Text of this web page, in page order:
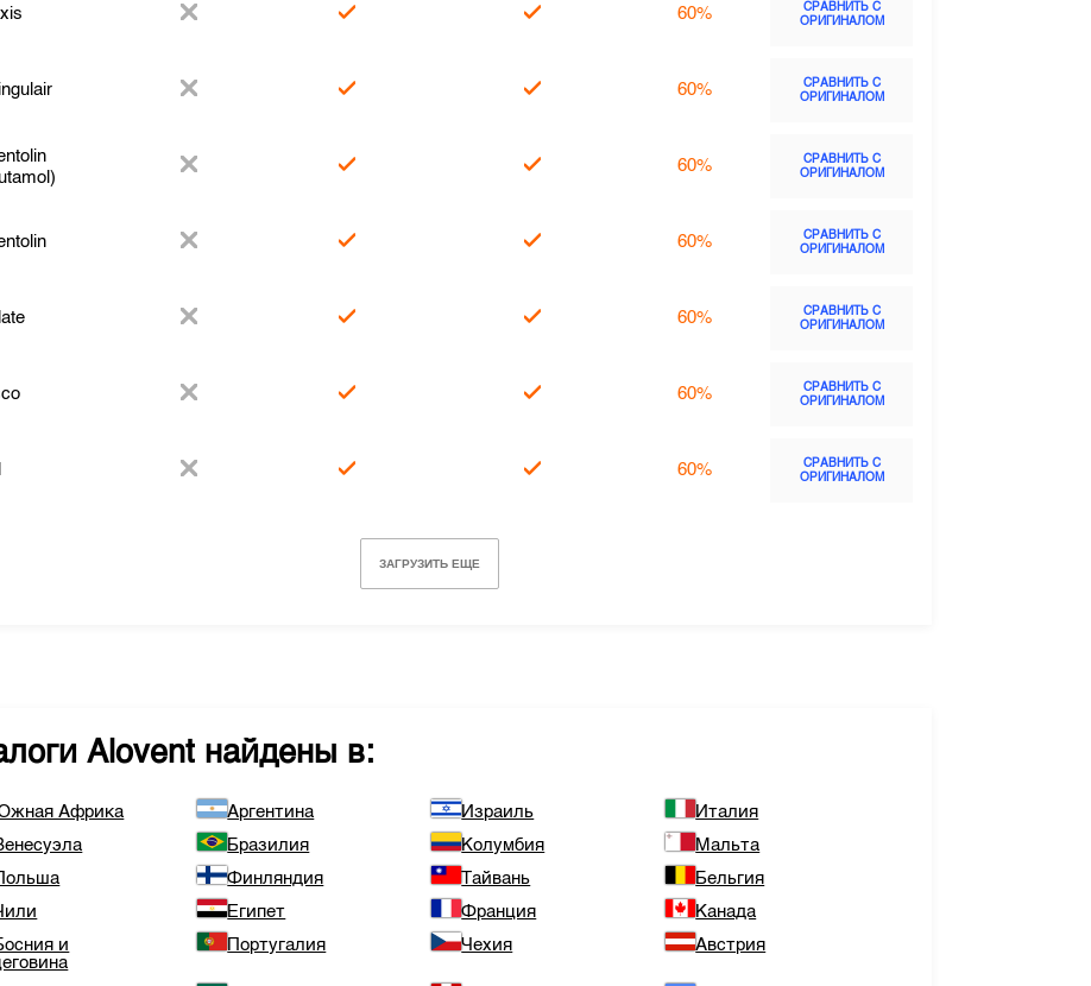
60%
СРАВНИТЬ С
ОРИГИНАЛОМ
60%
СРАВНИТЬ С
ОРИГИНАЛОМ
60%
СРАВНИТЬ С
ОРИГИНАЛОМ
60%
СРАВНИТЬ С
ОРИГИНАЛОМ
60%
СРАВНИТЬ С
ОРИГИНАЛОМ
60%
СРАВНИТЬ С
ОРИГИНАЛОМ
60%
СРАВНИТЬ С
ОРИГИНАЛОМ
ЗАГРУЗИТЬ ЕЩЕ
Alovent найдены в:
Африка Аргентина Израиль
Италия
Бразилия Колумбия
Мальта
Финляндия Тайвань
Бельгия
Египет Франция
Канада
и
Португалия Чехия Австрия